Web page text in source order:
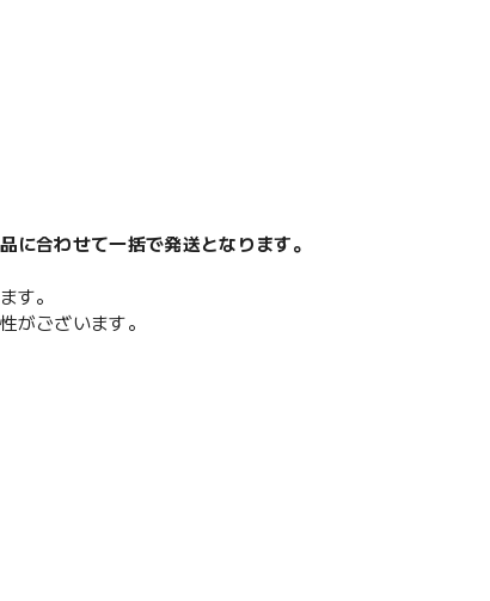
に合わせて一括で発送となります。
す。
がございます。